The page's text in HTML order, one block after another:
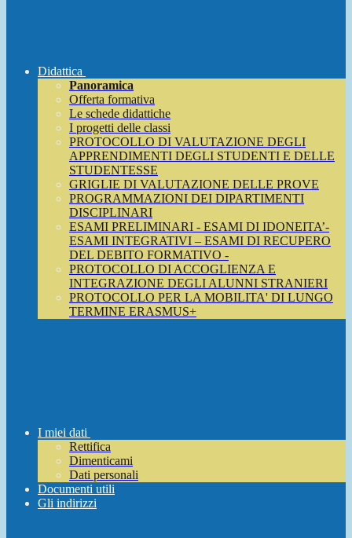
Didattica
Panoramica
Offerta formativa
Le schede didattiche
I progetti delle classi
PROTOCOLLO DI VALUTAZIONE DEGLI
APPRENDIMENTI DEGLI STUDENTI E DELLE
STUDENTESSE
GRIGLIE DI VALUTAZIONE DELLE PROVE
PROGRAMMAZIONI DEI DIPARTIMENTI
DISCIPLINARI
ESAMI PRELIMINARI - ESAMI DI IDONEITA’-
ESAMI INTEGRATIVI – ESAMI DI RECUPERO
DEL DEBITO FORMATIVO -
PROTOCOLLO DI ACCOGLIENZA E
INTEGRAZIONE DEGLI ALUNNI STRANIERI
PROTOCOLLO PER LA MOBILITA' DI LUNGO
TERMINE ERASMUS+
I miei dati
Rettifica
Dimenticami
Dati personali
Documenti utili
Gli indirizzi